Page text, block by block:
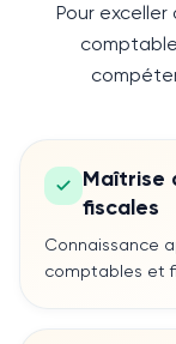
Pour
Maîtrise
fiscales
Connaissance
comptables et